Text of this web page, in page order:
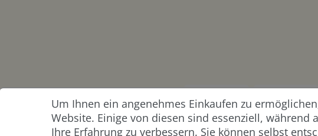
ZAHLUNG &
VERSAND
Um Ihnen ein angenehmes Einkaufen zu
Website. Einige von diesen sind essenziell, während
Ihre Erfahrung zu verbessern. Sie können selbst